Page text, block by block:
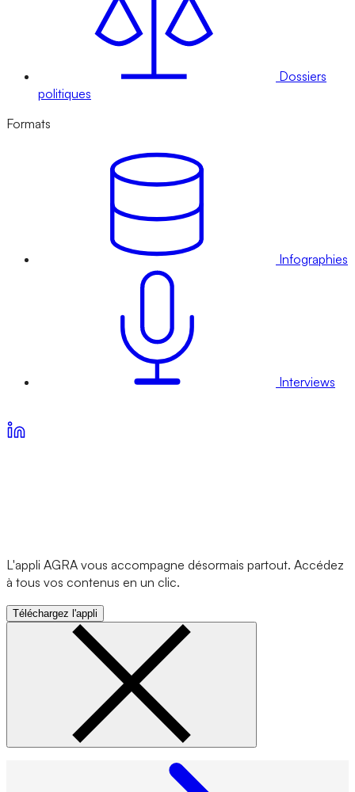
Dossiers
politiques
Formats
Infographies
Interviews
L'appli AGRA vous accompagne désormais partout. Accédez
à tous vos contenus en un clic.
Téléchargez l'appli